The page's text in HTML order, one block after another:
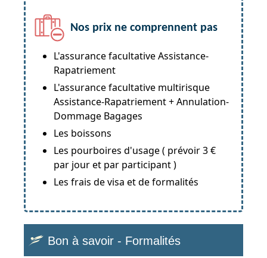
Nos prix ne comprennent pas
L'assurance facultative Assistance-
Rapatriement
L'assurance facultative multirisque
Assistance-Rapatriement + Annulation-
Dommage Bagages
Les boissons
Les pourboires d'usage ( prévoir 3 €
par jour et par participant )
Les frais de visa et de formalités
Bon à savoir - Formalités